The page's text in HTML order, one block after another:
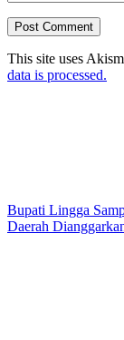
This site uses
data is processed.
Bupati Lingga
Daerah